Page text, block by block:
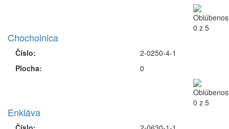
Chocholnica
Číslo:
Plocha:
2-0250-4-1
0
Enkláva